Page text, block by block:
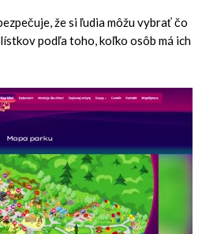
že si ľudia môžu vybrať čo
podľa toho, koľko osôb má ich